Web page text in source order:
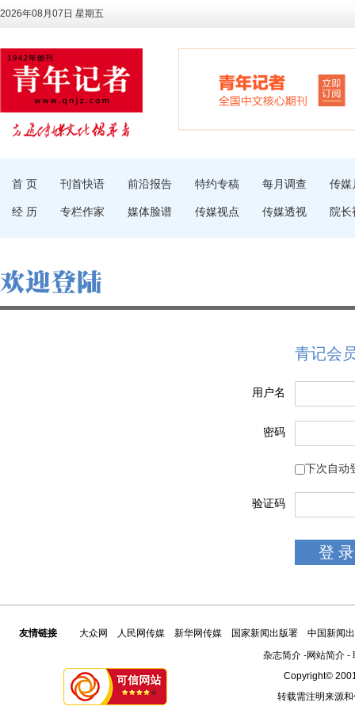
2026年08月07日 星期五
首 页 刊首快语 前沿报告 特约专稿 每月调查 传媒
经 历 专栏作家 媒体脸谱 传媒视点 传媒透视 院长
青记会
用户名
密码
下次自动
验证码
友情链接 大众网 人民网传媒 新华网传媒 国家新闻出版署
中国新闻
杂志简介 -网站简介 -
Copyright©
转载需注明来源